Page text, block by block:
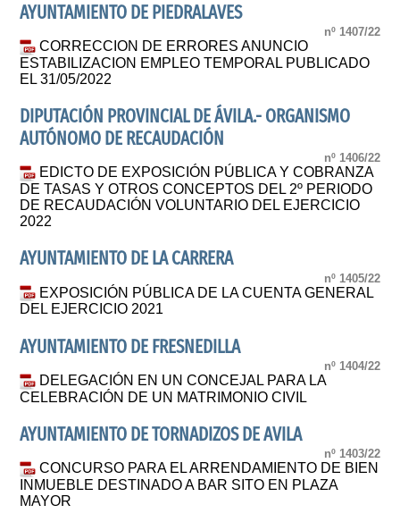
AYUNTAMIENTO DE PIEDRALAVES
nº 1407/22
CORRECCION DE ERRORES ANUNCIO
ESTABILIZACION EMPLEO TEMPORAL PUBLICADO
EL 31/05/2022
DIPUTACIÓN PROVINCIAL DE ÁVILA.- ORGANISMO
AUTÓNOMO DE RECAUDACIÓN
nº 1406/22
EDICTO DE EXPOSICIÓN PÚBLICA Y COBRANZA
DE TASAS Y OTROS CONCEPTOS DEL 2º PERIODO
DE RECAUDACIÓN VOLUNTARIO DEL EJERCICIO
2022
AYUNTAMIENTO DE LA CARRERA
nº 1405/22
EXPOSICIÓN PÚBLICA DE LA CUENTA GENERAL
DEL EJERCICIO 2021
AYUNTAMIENTO DE FRESNEDILLA
nº 1404/22
DELEGACIÓN EN UN CONCEJAL PARA LA
CELEBRACIÓN DE UN MATRIMONIO CIVIL
AYUNTAMIENTO DE TORNADIZOS DE AVILA
nº 1403/22
CONCURSO PARA EL ARRENDAMIENTO DE BIEN
INMUEBLE DESTINADO A BAR SITO EN PLAZA
MAYOR